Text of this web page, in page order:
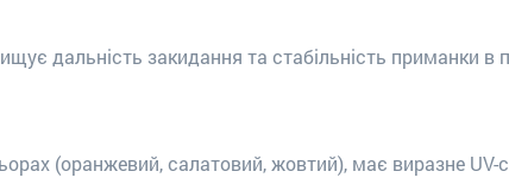
дальність закидання та стабільність приманки
(оранжевий, салатовий, жовтий), має виразне UV-